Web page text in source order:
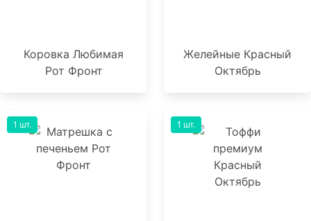
Коровка Любимая
Рот Фронт
Желейные Красный
Октябрь
1 шт. 1 шт.